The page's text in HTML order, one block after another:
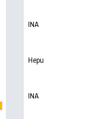
INA
Hepu
INA